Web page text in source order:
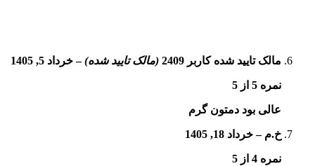
مالک تایید شدهکاربر 2409 (مالک تایید شده) – خرداد 5, 1405
نمره 5 از 5
عالی بود دمتون گرم
خ.م– خرداد 18, 1405
نمره 4 از 5